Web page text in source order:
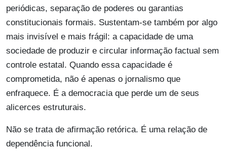
periódicas, separação de poderes ou garantias
constitucionais formais. Sustentam-se também por algo
mais invisível e mais frágil: a capacidade de uma
sociedade de produzir e circular informação factual sem
controle estatal. Quando essa capacidade é
comprometida, não é apenas o jornalismo que
enfraquece. É a democracia que perde um de seus
alicerces estruturais.
Não se trata de afirmação retórica. É uma relação de
dependência funcional.